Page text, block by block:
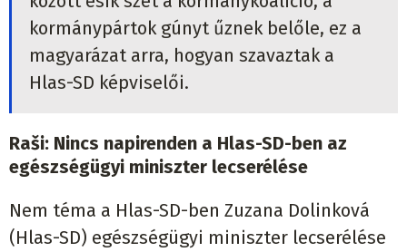
kormánypártok gúnyt űznek belőle, ez a
magyarázat arra, hogyan szavaztak a
Hlas-SD képviselői.
Raši: Nincs napirenden a Hlas-SD-ben az
egészségügyi miniszter lecserélése
Nem téma a Hlas-SD-ben Zuzana Dolinková
(Hlas-SD) egészségügyi miniszter lecserélése